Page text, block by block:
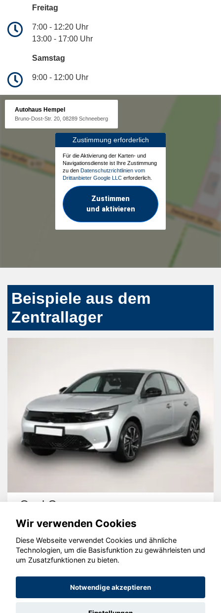
Freitag
7:00 - 12:20 Uhr
13:00 - 17:00 Uhr
Samstag
9:00 - 12:00 Uhr
Autohaus Hempel
Bruno-Dost-Str. 20, 08289 Schneeberg
Zustimmung erforderlich
Für die Aktivierung der Karten- und
Navigationsdienste ist Ihre Zustimmung
zu den Datenschutzrichtlinien vom
Drittanbieter Google LLC erforderlich.
Zustimmen
und aktivieren
Beispiele aus dem
Zentrallager
Opel Corsa
© konjunkturmotor.de GmbH 2020 - 2026
Wir verwenden Cookies
Diese Webseite verwendet Cookies und ähnliche
Technologien, um die Basisfunktion zu gewährleisten und
um Zusatzfunktionen zu bieten.
Notwendige akzeptieren